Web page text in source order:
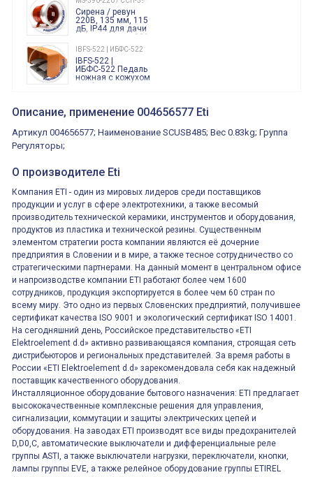
Finder
86.00.0.240.0000
Сирена / ревун
220В, 135 мм, 115
дБ, IP44 для дачи
производства 220
Вольт звук ситены
"пожарная
тревога"
IBFS-522 | ИБФС-522
IBFS-522 |
ИБФС-522 Педаль
ножная с кожухом
двойная,
15Ампер 250В
XVR13M05L
Маячок
оранжевый
Концевой
выключатель /
путевой,
алюминиевый
регулируемый
ролик
800202300000С | 80 02 0 230 0000 С
800202300000С
многофункциональные
0.1cек.-10 дней, 10
функций/режимов
Описание, применение 004656577 Eti
Артикул 004656577; Наименование SCUSB485; Вес 0.83kg; Группа
Регуляторы;
О производителе Eti
Компания ETI - один из мировых лидеров среди поставщиков
продукции и услуг в сфере электротехники, а также весомый
производитель технической керамики, инструментов и оборудования,
продуктов из пластика и технической резины. Существенным
элементом стратегии роста компании являются её дочерние
предприятия в Словении и в мире, а также тесное сотрудничество со
стратегическими партнерами. На данный момент в центральном офисе
и напроизводстве компании ETI работают более чем 1600
сотрудников, продукция экспортируется в более чем 60 стран по
всему миру. Это одно из первых Словенских предприятий, получившее
сертификат качества ISO 9001 и экологический сертификат ISO 14001.
На сегодняшний день, Российское представительство «ETI
Elektroelement d.d» активно развивающаяся компания, строящая сеть
дистрибьюторов и региональных представителей. За время работы в
России «ETI Elektroelement d.d» зарекомендовала себя как надежный
поставщик качественного оборудования.
Инсталляционное оборудование бытового назначения: ETI предлагает
высококачественные комплексные решения для управления,
сигнализации, коммутации и защиты электрических цепей и
оборудования. На заводах ETI производят все виды предохранителей
D,D0,C, автоматические выключатели и дифференциальные реле
группы ASTI, а также выключатели нагрузки, переключатели, кнопки,
лампы группы EVE, а также релейное оборудование группы ETIREL